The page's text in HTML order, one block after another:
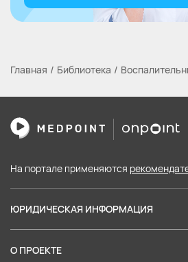
Главная Библиотека
На портале применяются
ЮРИДИЧЕСКАЯ ИНФОРМАЦИЯ
О ПРОЕКТЕ